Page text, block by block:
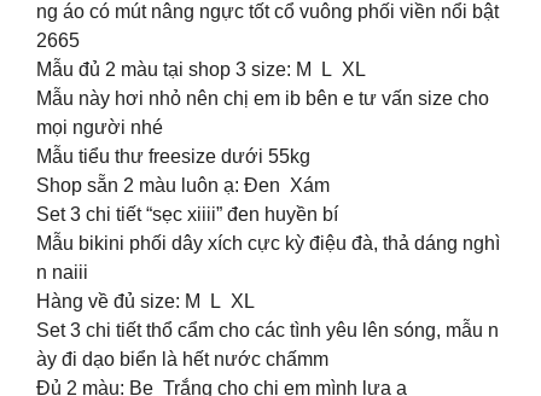
ng áo có mút nâng ngực tốt cổ vuông phối viền nổi bật
2665
Mẫu đủ 2 màu tại shop 3 size: M L XL
Mẫu này hơi nhỏ nên chị em ib bên e tư vấn size cho
mọi người nhé
Mẫu tiểu thư freesize dưới 55kg
Shop sẵn 2 màu luôn ạ: Đen Xám
Set 3 chi tiết “sẹc xiiii” đen huyền bí
Mẫu bikini phối dây xích cực kỳ điệu đà, thả dáng nghì
n naiii
Hàng về đủ size: M L XL
Set 3 chi tiết thổ cẩm cho các tình yêu lên sóng, mẫu n
ày đi dạo biển là hết nước chấmm
Đủ 2 màu: Be Trắng cho chị em mình lựa ạ